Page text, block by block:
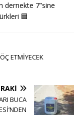
dernekte 7”sine
🟦
ETMİYECEK
BUCA